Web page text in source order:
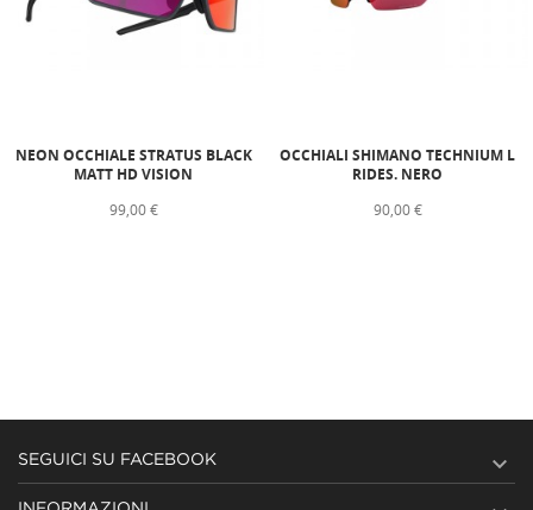
NEON OCCHIALE STRATUS BLACK
MATT HD VISION
99,00 €
OCCHIALI SHIMANO TECHNIUM L
RIDES. NERO
90,00 €
SEGUICI SU FACEBOOK 